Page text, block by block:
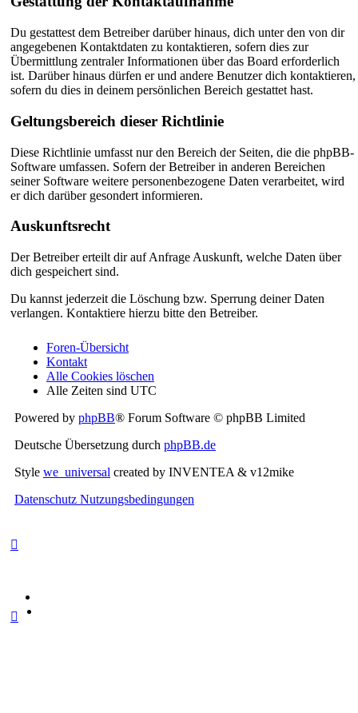
Du gestattest dem Betreiber darüber hinaus, dich unter den von dir
angegebenen Kontaktdaten zu kontaktieren, sofern dies zur
Übermittlung zentraler Informationen über das Board erforderlich
ist. Darüber hinaus dürfen er und andere Benutzer dich kontaktieren,
sofern du dies in deinem persönlichen Bereich gestattet hast.
Geltungsbereich dieser Richtlinie
Diese Richtlinie umfasst nur den Bereich der Seiten, die die phpBB-
Software umfassen. Sofern der Betreiber in anderen Bereichen
seiner Software weitere personenbezogene Daten verarbeitet, wird
er dich darüber gesondert informieren.
Auskunftsrecht
Der Betreiber erteilt dir auf Anfrage Auskunft, welche Daten über
dich gespeichert sind.
Du kannst jederzeit die Löschung bzw. Sperrung deiner Daten
verlangen. Kontaktiere hierzu bitte den Betreiber.
Foren-Übersicht
Kontakt
Alle Cookies löschen
Alle Zeiten sind UTC
Powered by phpBB® Forum Software © phpBB Limited
Deutsche Übersetzung durch phpBB.de
Style we_universal created by INVENTEA & v12mike
Datenschutz Nutzungsbedingungen